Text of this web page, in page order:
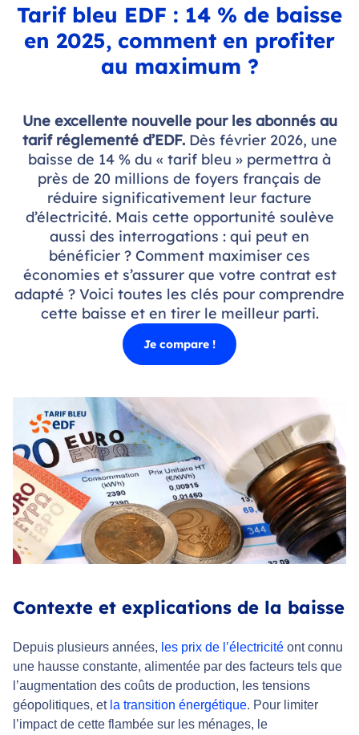
Tarif bleu EDF : 14 % de baisse
en 2025, comment en profiter
au maximum ?
Une excellente nouvelle pour les abonnés au
tarif réglementé d’EDF.Dès février 2026, une
baisse de 14 % du « tarif bleu » permettra à
près de 20 millions de foyers français de
réduire significativement leur facture
d’électricité. Mais cette opportunité soulève
aussi des interrogations : qui peut en
bénéficier ? Comment maximiser ces
économies et s’assurer que votre contrat est
adapté ? Voici toutes les clés pour comprendre
cette baisse et en tirer le meilleur parti.
Je compare !
Contexte et explications de la baisse
Depuis plusieurs années, les prix de l’électricité ont connu
une hausse constante, alimentée par des facteurs tels que
l’augmentation des coûts de production, les tensions
géopolitiques, et la transition énergétique. Pour limiter
l’impact de cette flambée sur les ménages, le